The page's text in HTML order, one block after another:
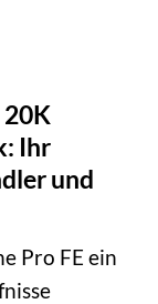
20K
Ihr
und
Pro FE ein